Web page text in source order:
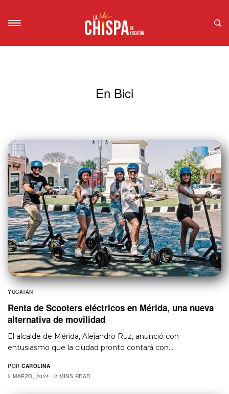
En Bici
YUCATÁN
Renta de Scooters eléctricos en Mérida, una nueva
alternativa de movilidad
El alcalde de Mérida, Alejandro Ruz, anunció con
entusiasmo que la ciudad pronto contará con…
POR CAROLINA
2 MARZO, 2024
2 MINS READ